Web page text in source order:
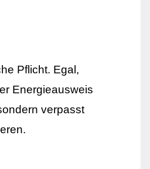
Pflicht. Egal,
Energieausweis
verpasst